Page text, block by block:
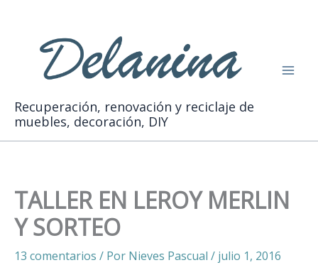
contenido
Recuperación, renovación y reciclaje de
muebles, decoración, DIY
TALLER EN LEROY MERLIN
Y SORTEO
13 comentarios / Por Nieves Pascual / julio 1, 2016